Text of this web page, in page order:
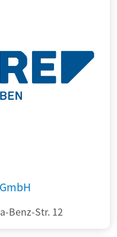
Benz-Str. 12